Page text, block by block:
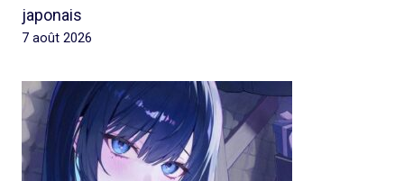
japonais
7 août 2026